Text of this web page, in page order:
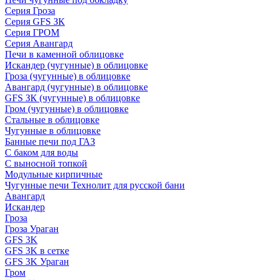
Серия Гроза
Серия GFS ЗК
Серия ГРОМ
Серия Авангард
Печи в каменной облицовке
Искандер (чугунные) в облицовке
Гроза (чугунные) в облицовке
Авангард (чугунные) в облицовке
GFS ЗК (чугунные) в облицовке
Гром (чугунные) в облицовке
Стальные в облицовке
Чугунные в облицовке
Банные печи под ГАЗ
С баком для воды
С выносной топкой
Модульные кирпичные
Чугунные печи Технолит для русской бани
Авангард
Искандер
Гроза
Гроза Ураган
GFS 3K
GFS 3K в сетке
GFS 3K Ураган
Гром